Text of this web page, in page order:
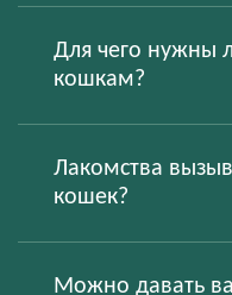
Для чего нужны
кошкам?
Лакомства
кошек?
Можно давать